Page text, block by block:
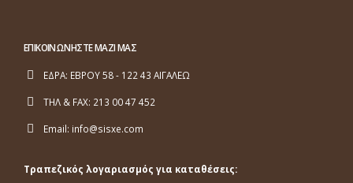
ΕΠΙΚΟΙΝΩΝΗΣΤΕ ΜΑΖΙ ΜΑΣ
ΕΔΡΑ: ΕΒΡΟΥ 58 - 122 43 ΑΙΓΑΛΕΩ
ΤΗΛ & FAX: 213 00 47 452
Email: info@sisxe.com
Τραπεζικός λογαριασμός για καταθέσεις: